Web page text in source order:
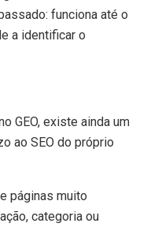
funciona até o
a identificar o
GEO, existe ainda um
ao SEO do próprio
páginas muito
categoria ou